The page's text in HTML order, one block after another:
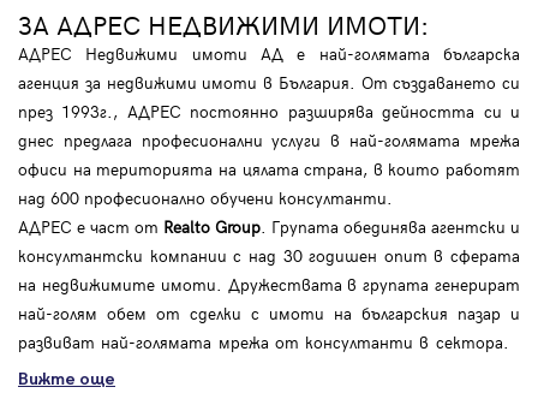
ЗА АДРЕС НЕДВИЖИМИ ИМОТИ:
АДРЕС Недвижими имоти АД е най-голямата българска
агенция за недвижими имоти в България. От създаването си
през 1993г., АДРЕС постоянно разширява дейността си и
днес предлага професионални услуги в най-голямата мрежа
офиси на територията на цялата страна, в които работят
над 600 професионално обучени консултанти.
АДРЕС е част от Realto Group. Групата обединява агентски и
консултантски компании с над 30 годишен опит в сферата
на недвижимите имоти. Дружествата в групата генерират
най-голям обем от сделки с имоти на българския пазар и
развиват най-голямата мрежа от консултанти в сектора.
Вижте още